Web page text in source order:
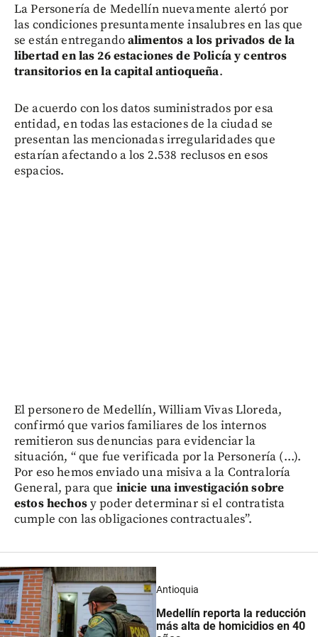
La Personería de Medellín nuevamente alertó por
las condiciones presuntamente insalubres en las que
se están entregandoalimentos a los privados de la
libertad en las 26 estaciones de Policía y centros
transitorios en la capital antioqueña.
De acuerdo con los datos suministrados por esa
entidad, en todas las estaciones de la ciudad se
presentan las mencionadas irregularidades que
estarían afectando a los 2.538 reclusos en esos
espacios.
El personero de Medellín, William Vivas Lloreda,
confirmó que varios familiares de los internos
remitieron sus denuncias para evidenciar la
situación, “ que fue verificada por la Personería (...).
Por eso hemos enviado una misiva a la Contraloría
General, para que inicie una investigación sobre
estos hechosy poder determinar si el contratista
cumple con las obligaciones contractuales”.
Antioquia
Medellín reporta la reducción
más alta de homicidios en 40